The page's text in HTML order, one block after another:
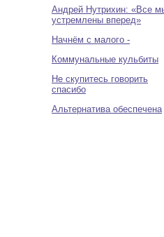
Андрей Нутрихин: «Все
устремлены вперед»
Начнём с малого -
Коммунальные кульбиты
Не скупитесь говорить
спасибо
Альтернатива обеспечена